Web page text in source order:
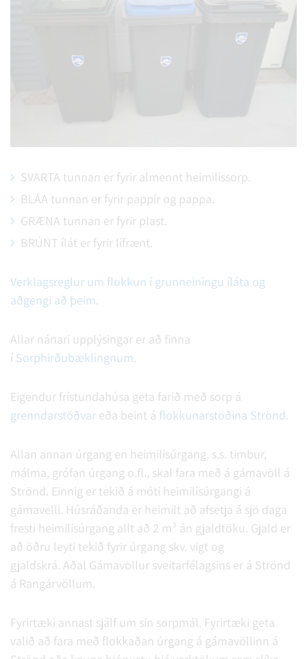
SVARTA tunnan er fyrir almennt heimilissorp.
BLÁA tunnan er fyrir pappír og pappa.
GRÆNA tunnan er fyrir plast.
BRÚNT ílát er fyrir lífrænt.
Verklagsreglur um flokkun í grunneiningu íláta og
aðgengi að þeim.
Allar nánari upplýsingar er að finna
í Sorphirðubæklingnum.
Eigendur frístundahúsa geta farið með sorp á
grenndarstöðvar eða beint á flokkunarstöðina Strönd.
Allan annan úrgang en heimilisúrgang, s.s. timbur,
málma, grófan úrgang o.fl., skal fara með á gámavöll á
Strönd. Einnig er tekið á móti heimilisúrgangi á
gámavelli. Húsráðanda er heimilt að afsetja á sjö daga
fresti heimilisúrgang allt að 2 m³ án gjaldtöku. Gjald er
að öðru leyti tekið fyrir úrgang skv. vigt og
gjaldskrá. Aðal Gámavöllur sveitarfélagsins er á Strönd
á Rangárvöllum.
Fyrirtæki annast sjálf um sín sorpmál. Fyrirtæki geta
valið að fara með flokkaðan úrgang á gámavöllinn á